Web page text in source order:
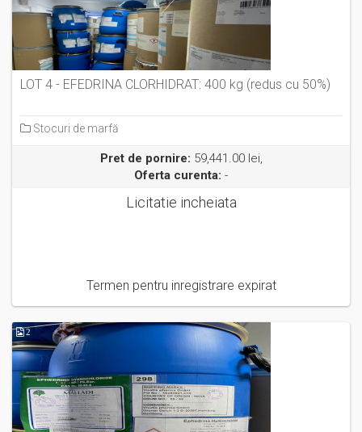
LOT 4 - EFEDRINA CLORHIDRAT: 400 kg (redus cu 50%)
Stocuri de marfă
Pret de pornire: 59,441.00 lei,
Oferta curenta: -
Licitatie incheiata
Termen pentru inregistrare expirat
2